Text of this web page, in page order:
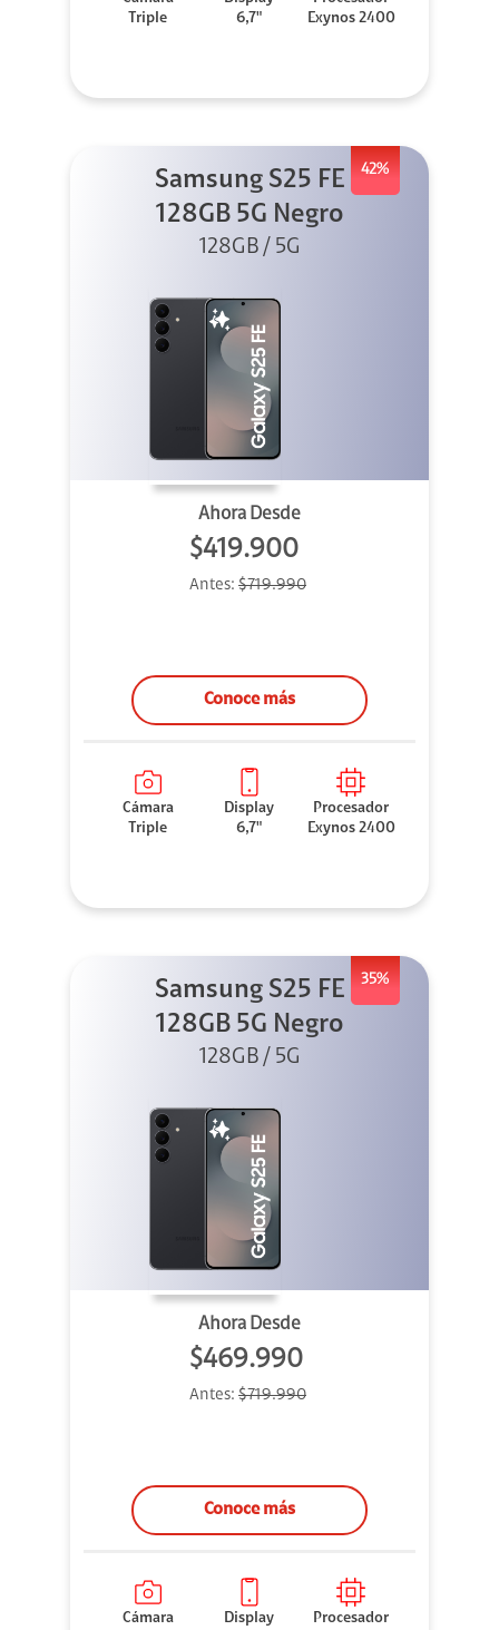
Triple
6,7"
Exynos 2400
42%
Samsung S25 FE
128GB 5G Negro
128GB / 5G
Ahora Desde
$419.900
Antes: $719.990
Conoce más
Cámara
Triple
Display
6,7"
Procesador
Exynos 2400
35%
Samsung S25 FE
128GB 5G Negro
128GB / 5G
Ahora Desde
$469.990
Antes: $719.990
Conoce más
Cámara
Display
Procesador